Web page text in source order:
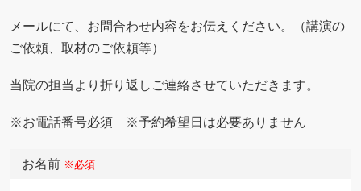
メールにて、お問合わせ内容をお伝えください。（講演の
ご依頼、取材のご依頼等）
当院の担当より折り返しご連絡させていただきます。
※お電話番号必須 ※予約希望日は必要ありません
お名前 ※必須